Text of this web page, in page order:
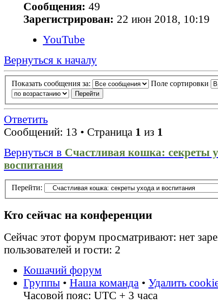
Сообщения: 49
Зарегистрирован: 22 июн 2018, 10:19
YouTube
Вернуться к началу
Показать сообщения за: Поле сортировки
Ответить
Сообщений: 13 • Страница 1 из 1
Вернуться в Счастливая кошка: секреты
воспитания
Перейти:
Кто сейчас на конференции
Сейчас этот форум просматривают: нет
пользователей и гости: 2
Кошачий форум
Группы • Наша команда • Удалить
Часовой пояс: UTC + 3 часа